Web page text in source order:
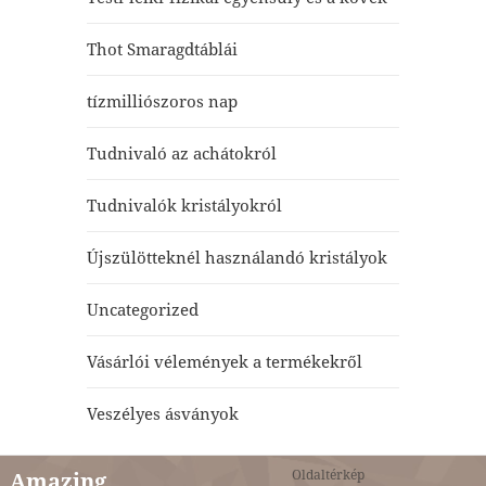
Thot Smaragdtáblái
tízmilliószoros nap
Tudnivaló az achátokról
Tudnivalók kristályokról
Újszülötteknél használandó kristályok
Uncategorized
Vásárlói vélemények a termékekről
Veszélyes ásványok
Oldaltérkép